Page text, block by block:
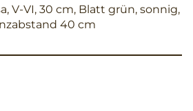
V-VI, 30 cm, Blatt grün, sonnig,
40 cm